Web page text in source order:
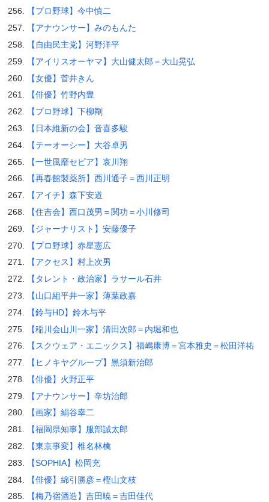
【プロ野球】今中慎二
【アナウンサー】みのもんた
【自由民主党】河野洋平
【アイリスオーヤマ】大山健太郎＝大山晃弘
【女優】菅井きん
【俳優】竹野内豊
【プロ野球】下柳剛
【日本維新の会】音喜多駿
【テーオーシー】大谷卓男
【一世風靡セピア】哀川翔
【再春館製薬所】西川通子＝西川正明
【アイチ】森下安道
【住吉会】西口茂男＝関功＝小川修司
【ジャーナリスト】安藤優子
【プロ野球】赤星憲広
【アクセス】村上次男
【タレント・政治家】ラサール石井
【山口組平井一家】薄葉政嘉
【鈴与HD】鈴木与平
【稲川会山川一家】清田次郎＝内堀和也
【スクウェア・エニックス】福嶋康博＝宮本雅史＝松田洋祐
【ヒノキヤグループ】黒須新治郎
【俳優】火野正平
【アナウンサー】辛坊治郎
【画家】絹谷幸二
【福岡県知事】服部誠太郎
【東京事変】椎名林檎
【SOPHIA】松岡充
【俳優】綿引勝彦＝樫山文枝
【梅乃宿酒造】吉田暁＝吉田佳代